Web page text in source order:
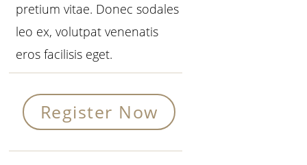
pretium vitae. Donec sodales
leo ex, volutpat venenatis
eros facilisis eget.
Register Now